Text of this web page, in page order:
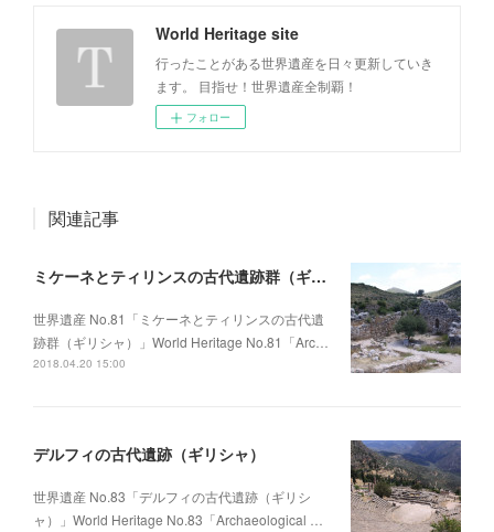
World Heritage site
行ったことがある世界遺産を日々更新していき
ます。 目指せ！世界遺産全制覇！
フォロー
関連記事
ミケーネとティリンスの古代遺跡群（ギリシャ）
世界遺産 No.81「ミケーネとティリンスの古代遺
跡群（ギリシャ）」World Heritage No.81「Arc…
2018.04.20 15:00
デルフィの古代遺跡（ギリシャ）
世界遺産 No.83「デルフィの古代遺跡（ギリシ
ャ）」World Heritage No.83「Archaeological …